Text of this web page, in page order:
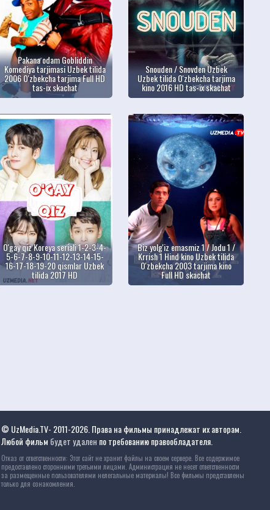
Pakana odam Gobliddin
Komediya tarjimasi Uzbek tilida
2006 O'zbekcha tarjima Full HD
tas-ix skachat
Snouden / Snovden Uzbek
Uzbek tilida O'zbekcha tarjima
kino 2016 HD tas-ix skachat
O'gay qiz Koreya seriali 1-2-3-4-
5-6-7-8-9-10-11-12-13-14-15-
16-17-18-19-20 qismlar Uzbek
tilida 2017 HD
Biz yolg'iz emasmiz 1 / Jodu 1 /
Krrish 1 Hind kino Uzbek tilida
O'zbekcha 2003 tarjima kino
Full HD skachat
© UzMedia.TV- 2011-2026. Права на фильмы принадлежат их авторам.
Любой фильм будет удален по требованию правообладателя.
Отказ от ответственности: Этот сайт не хранит файлы на своем сервере. Все содержимое
предоставлено сторонними третьими лицами. Администрация не несет ответственности
за размещенные пользователями нелегальные материалы! Все фильмы представлены
только для ознакомления.